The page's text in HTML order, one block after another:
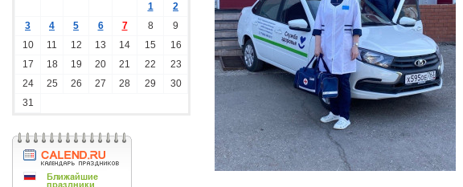
1
2
3
4 5 6 7 8
9
10
11 12 13 14 15
16
17
18 19 20 21 22
23
24
25 26 27 28 29
30
31